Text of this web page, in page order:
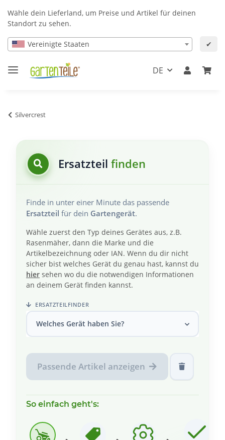
Wähle dein Lieferland, um Preise und Artikel für deinen
Standort zu sehen.
Vereinigte Staaten ✔
DE
Silvercrest
Ersatzteil finden
Finde in unter einer Minute das passende
Ersatzteil für dein Gartengerät.
Wähle zuerst den Typ deines Gerätes aus, z.B.
Rasenmäher, dann die Marke und die
Artikelbezeichnung oder IAN. Wenn du dir nicht
sicher bist welches Gerät du genau hast, kannst du
hier sehen wo du die notwendigen Informationen
an deinem Gerät finden kannst.
ERSATZTEILFINDER
Welches Gerät haben Sie?
Passende Artikel anzeigen
So einfach geht's: